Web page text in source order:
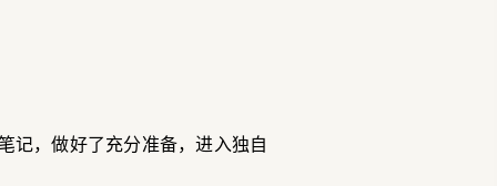
记，做好了充分准备，进入独自